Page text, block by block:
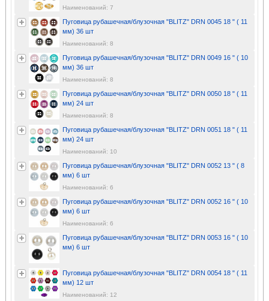
Наименований: 7
Пуговица рубашечная/блузочная "BLITZ" DRN 0045 18 " ( 11
мм) 36 шт
Наименований: 8
Пуговица рубашечная/блузочная "BLITZ" DRN 0049 16 " ( 10
мм) 36 шт
Наименований: 8
Пуговица рубашечная/блузочная "BLITZ" DRN 0050 18 " ( 11
мм) 24 шт
Наименований: 8
Пуговица рубашечная/блузочная "BLITZ" DRN 0051 18 " ( 11
мм) 24 шт
Наименований: 10
Пуговица рубашечная/блузочная "BLITZ" DRN 0052 13 " ( 8
мм) 6 шт
Наименований: 6
Пуговица рубашечная/блузочная "BLITZ" DRN 0052 16 " ( 10
мм) 6 шт
Наименований: 6
Пуговица рубашечная/блузочная "BLITZ" DRN 0053 16 " ( 10
мм) 6 шт
Пуговица рубашечная/блузочная "BLITZ" DRN 0054 18 " ( 11
мм) 12 шт
Наименований: 12